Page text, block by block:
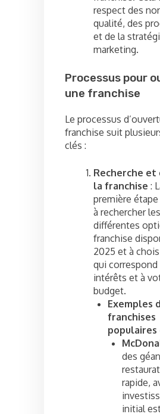
respect des
qualité, des
et de la
marketing.
Processus pour
une franchise
Le processus
franchise suit
clés :
Recherche et
la franchise :
première
à rechercher les
différentes
franchise
2025 et à
qui correspond
intérêts et à
budget.
Exemples
franchises
populaires
des
rapide,
initial